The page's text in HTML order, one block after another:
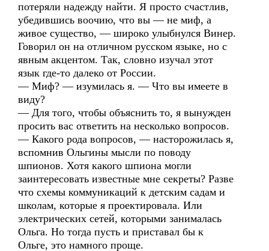
потеряли надежду найти. Я просто счастлив,
убедившись воочию, что вы — не миф, а
живое существо, — широко улыбнулся Винер.
Говорил он на отличном русском языке, но с
явным акцентом. Так, словно изучал этот
язык где-то далеко от России.
— Миф? — изумилась я. — Что вы имеете в
виду?
— Для того, чтобы объяснить то, я вынужден
просить вас ответить на несколько вопросов.
— Какого рода вопросов, — насторожилась я,
вспомнив Ольгины мысли по поводу
шпионов. Хотя какого шпиона могли
заинтересовать известные мне секреты? Разве
что схемы коммуникаций к детским садам и
школам, которые я проектировала. Или
электрических сетей, которыми занималась
Ольга. Но тогда пусть и приставал бы к
Ольге, это намного проще.